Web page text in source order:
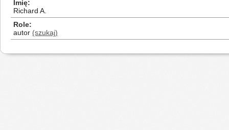
Imię
Richard A.
Role
autor (szukaj)